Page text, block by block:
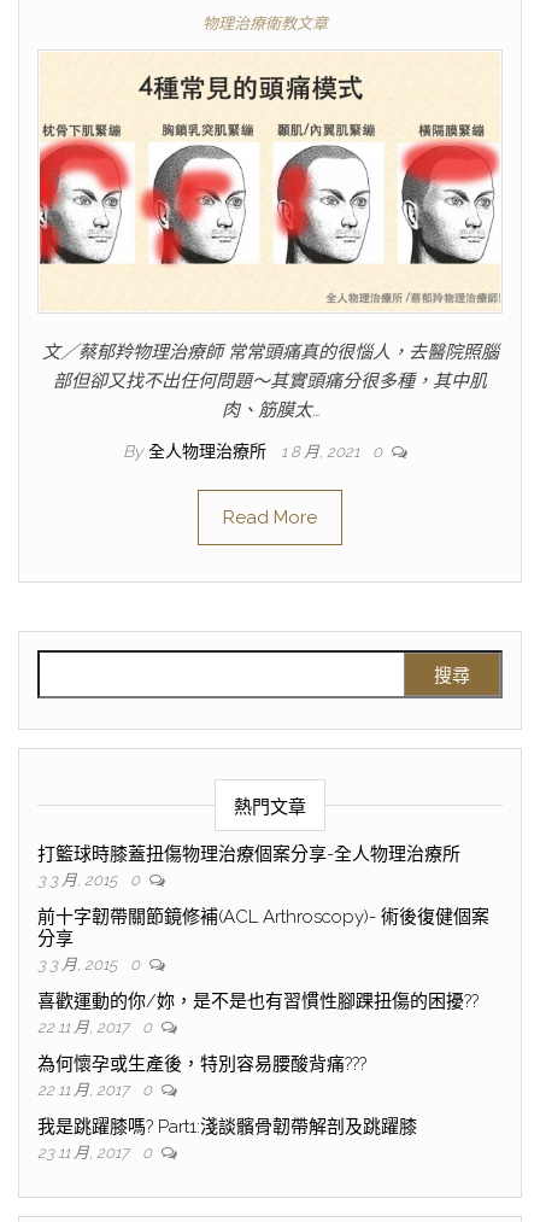
物理治療衛教文章
文／蔡郁羚物理治療師 常常頭痛真的很惱人，去醫院照腦
部但卻又找不出任何問題～其實頭痛分很多種，其中肌
肉、筋膜太…
By 全人物理治療所 1 8 月, 2021 0
Read More
熱門文章
打籃球時膝蓋扭傷物理治療個案分享-全人物理治療所
3 3 月, 2015 0
前十字韌帶關節鏡修補(ACL Arthroscopy)- 術後復健個案
分享
3 3 月, 2015 0
喜歡運動的你/妳，是不是也有習慣性腳踝扭傷的困擾??
22 11 月, 2017 0
為何懷孕或生產後，特別容易腰酸背痛???
22 11 月, 2017 0
我是跳躍膝嗎? Part1:淺談髕骨韌帶解剖及跳躍膝
23 11 月, 2017 0